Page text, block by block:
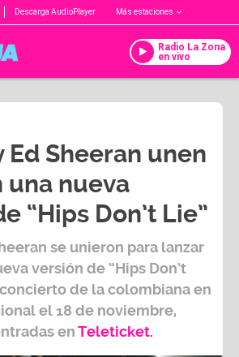
Descarga AudioPlayer Más estaciones
Radio La Zona
en vivo
Ed Sheeran unen
una nueva
“Hips Don’t Lie”
se unieron para lanzar
versión de “Hips Don’t
de la colombiana en
el 18 de noviembre,
enTeleticket.